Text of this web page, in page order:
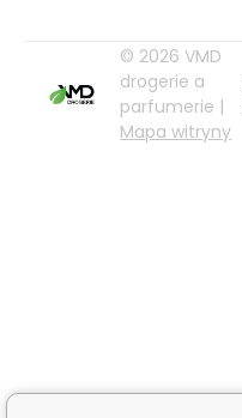
© 2026 VMD
drogerie a
parfumerie |
Mapa witryny